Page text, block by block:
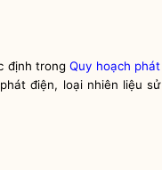
định trongQuy hoạch phát
điện, loại nhiên liệu sử